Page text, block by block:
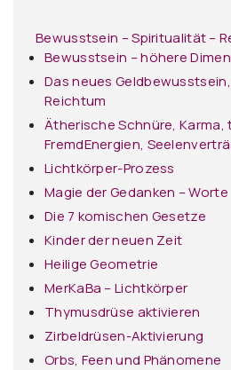
Bewusstsein – Spiritualität –
Bewusstsein – höhere
Das neues
Reichtum
Ätherische Schnüre, Karma,
FremdEnergien,
Lichtkörper-Prozess
Magie der Gedanken – Worte
Die 7 komischen Gesetze
Kinder der neuen Zeit
Heilige Geometrie
MerKaBa – Lichtkörper
Thymusdrüse aktivieren
Zirbeldrüsen-Aktivierung
Orbs, Feen und Phänomene